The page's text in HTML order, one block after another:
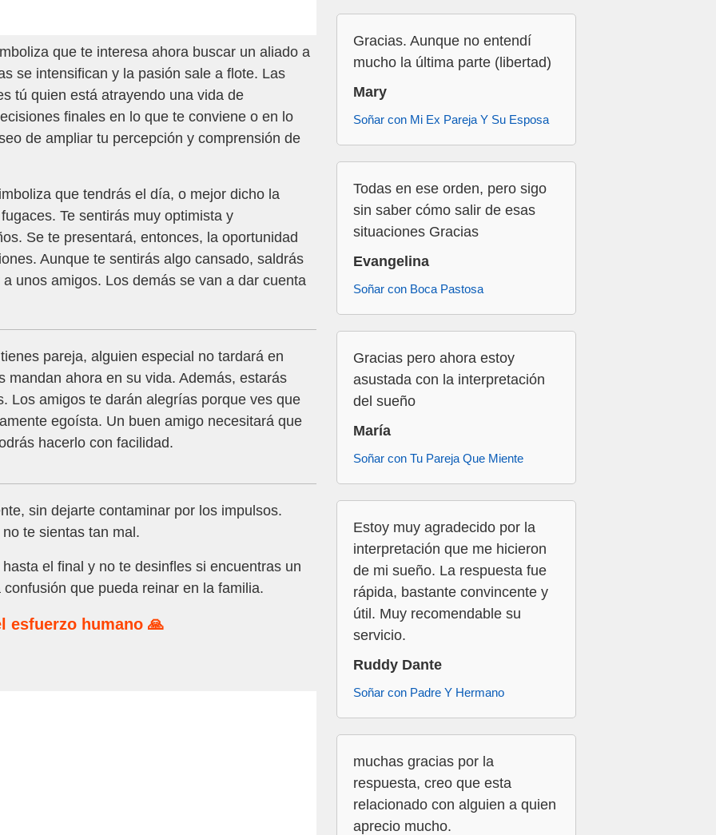
que te interesa ahora buscar un aliado a
se intensifican y la pasión sale a flote. Las
tú quien está atrayendo una vida de
finales en lo que te conviene o en lo
de ampliar tu percepción y comprensión de
que tendrás el día, o mejor dicho la
Te sentirás muy optimista y
Se te presentará, entonces, la oportunidad
Aunque te sentirás algo cansado, saldrás
unos amigos. Los demás se van a dar cuenta
pareja, alguien especial no tardará en
mandan ahora en su vida. Además, estarás
Los amigos te darán alegrías porque ves que
egoísta. Un buen amigo necesitará que
hacerlo con facilidad.
sin dejarte contaminar por los impulsos.
te sientas tan mal.
el final y no te desinfles si encuentras un
que pueda reinar en la familia.
esfuerzo humano 🙏
Gracias. Aunque no entendí
mucho la última parte (libertad)
Mary
Soñar con Mi Ex Pareja Y Su Esposa
Todas en ese orden, pero sigo
sin saber cómo salir de esas
situaciones Gracias
Evangelina
Soñar con Boca Pastosa
Gracias pero ahora estoy
asustada con la interpretación
del sueño
María
Soñar con Tu Pareja Que Miente
Estoy muy agradecido por la
interpretación que me hicieron
de mi sueño. La respuesta fue
rápida, bastante convincente y
útil. Muy recomendable su
servicio.
Ruddy Dante
Soñar con Padre Y Hermano
muchas gracias por la
respuesta, creo que esta
relacionado con alguien a quien
aprecio mucho.